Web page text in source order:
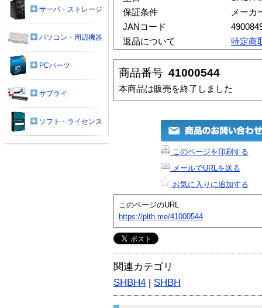
保証条件
メーカ
JANコード
返品について
特定商
商品番号 41000544
本商品は販売を終了しました
このページを印刷する
メールでURLを送る
お気に入りに追加する
このページのURL
https://plth.me/41000544
関連カテゴリ
SHBH4 | SHBH
サーバ・ストレージ
パソコン・周辺機器
PCパーツ
サプライ
ソフト・ライセンス